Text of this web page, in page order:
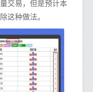
交易，但是预计本
这种做法。